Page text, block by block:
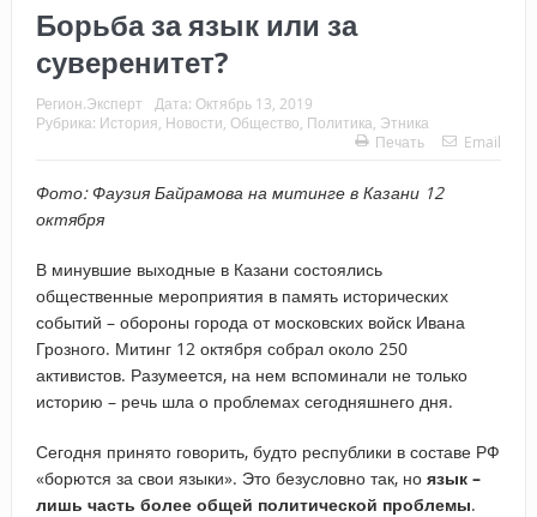
Борьба за язык или за
суверенитет?
Регион.Эксперт Дата: Октябрь 13, 2019
Рубрика: История Новости Общество Политика Этника
Печать
Email
Фото: Фаузия Байрамова на митинге в Казани 12
октября
В минувшие выходные в Казани состоялись
общественные мероприятия в память исторических
событий – обороны города от московских войск Ивана
Грозного. Митинг 12 октября собрал около 250
активистов. Разумеется, на нем вспоминали не только
историю – речь шла о проблемах сегодняшнего дня.
Сегодня принято говорить, будто республики в составе РФ
«борются за свои языки». Это безусловно так, но язык –
лишь часть более общей политической проблемы.